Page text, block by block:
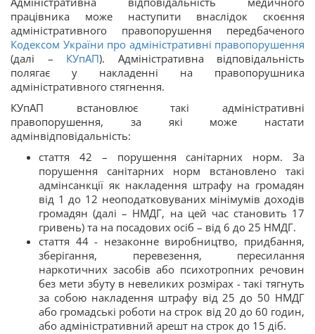
працівника може наступити внаслідок скоєння
адміністративного правопорушення передбаченого
Кодексом України про адміністративні правопорушення
(далі – КУпАП). Адміністративна відповідальність
полягає у накладенні на правопорушника
адміністративного стягнення.
КУпАП встановлює такі адміністративні
правопорушення, за які може настати
адмінвідповідальність:
стаття 42 – порушення санітарних норм. За
порушення санітарних норм встановлено такі
адмінсанкції як накладення штрафу на громадян
від 1 до 12 неоподатковуваних мінімумів доходів
громадян (далі – НМДГ, на цей час становить 17
гривень) та на посадових осіб – від 6 до 25 НМДГ.
стаття 44 - незаконне виробництво, придбання,
зберігання, перевезення, пересилання
наркотичних засобів або психотропних речовин
без мети збуту в невеликих розмірах - такі тягнуть
за собою накладення штрафу від 25 до 50 НМДГ
або громадські роботи на строк від 20 до 60 годин,
або адміністративний арешт на строк до 15 діб.